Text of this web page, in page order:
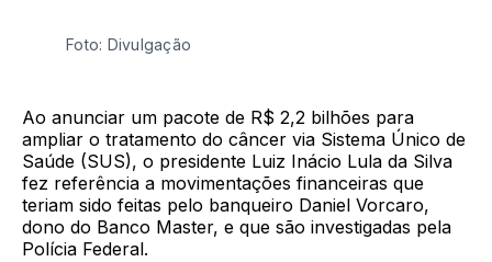
Foto: Divulgação
Ao anunciar um pacote de R$ 2,2 bilhões para
ampliar o tratamento do câncer via Sistema Único de
Saúde (SUS), o presidente Luiz Inácio Lula da Silva
fez referência a movimentações financeiras que
teriam sido feitas pelo banqueiro Daniel Vorcaro,
dono do Banco Master, e que são investigadas pela
Polícia Federal.